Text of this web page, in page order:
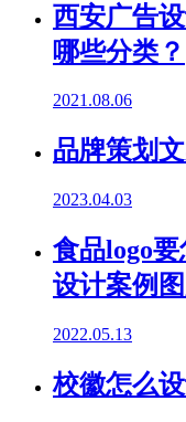
西安广告
哪些分类？
2021.08.06
品牌策划
2023.04.03
食品logo
设计案例
2022.05.13
校徽怎么